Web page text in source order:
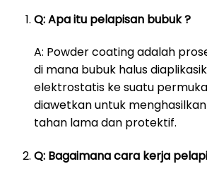
Q: Apa itu pelapisan bubuk ?
A: Powder coating adalah
di mana bubuk halus
elektrostatis ke suatu
diawetkan untuk
tahan lama dan protektif.
Q: Bagaimana cara kerja